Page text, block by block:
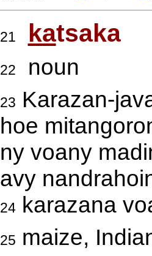
21 katsaka
22 noun
23 Karazan-
hoe
ny voany
avy
24karazana
25 maize,